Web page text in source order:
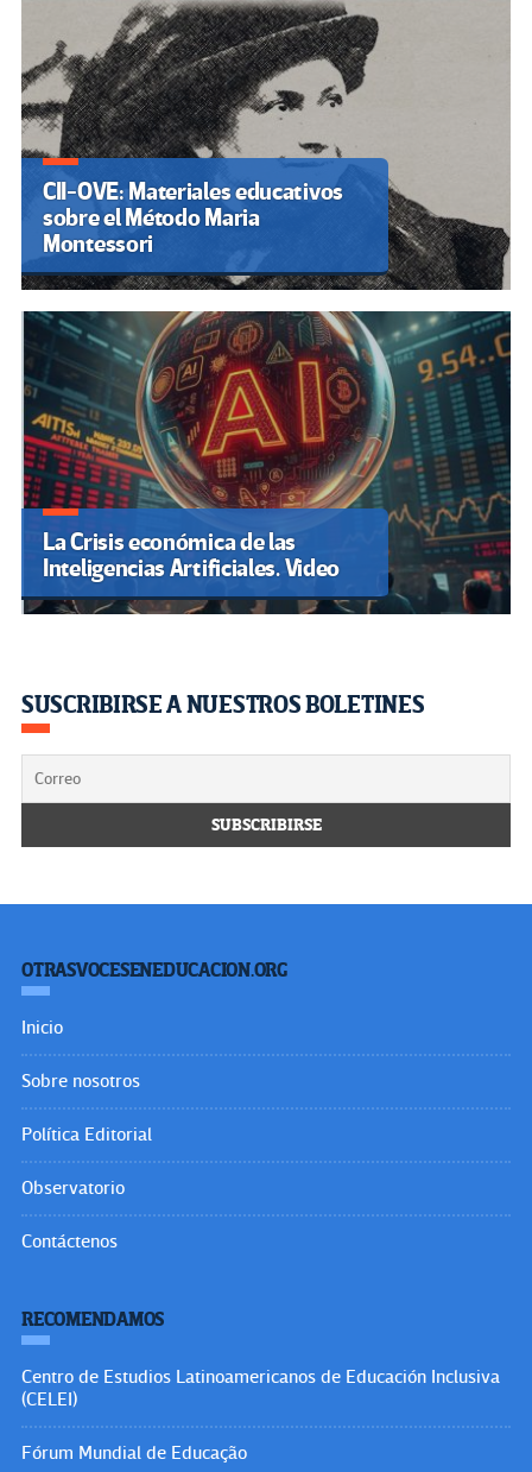
CII-OVE: Materiales educativos
sobre el Método Maria
Montessori
La Crisis económica de las
Inteligencias Artificiales. Video
SUSCRIBIRSE A NUESTROS BOLETINES
OTRASVOCESENEDUCACION.ORG
Inicio
Sobre nosotros
Política Editorial
Observatorio
Contáctenos
RECOMENDAMOS
Centro de Estudios Latinoamericanos de Educación Inclusiva
(CELEI)
Fórum Mundial de Educação